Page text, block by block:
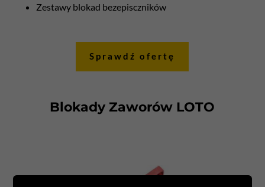
Zestawy blokad bezepisczników
Sprawdź ofertę
Blokady Zaworów LOTO